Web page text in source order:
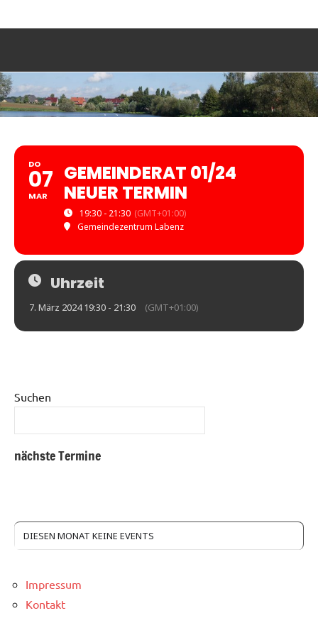
InhaltLabenz
sich
vor
DO
07
MAR
GEMEINDERAT 01/24
NEUER TERMIN
19:30 - 21:30 (GMT+01:00)
Gemeindezentrum Labenz
Uhrzeit
7. März 2024 19:30 - 21:30 (GMT+01:00)
Suchen
nächste Termine
DIESEN MONAT KEINE EVENTS
Impressum
Kontakt